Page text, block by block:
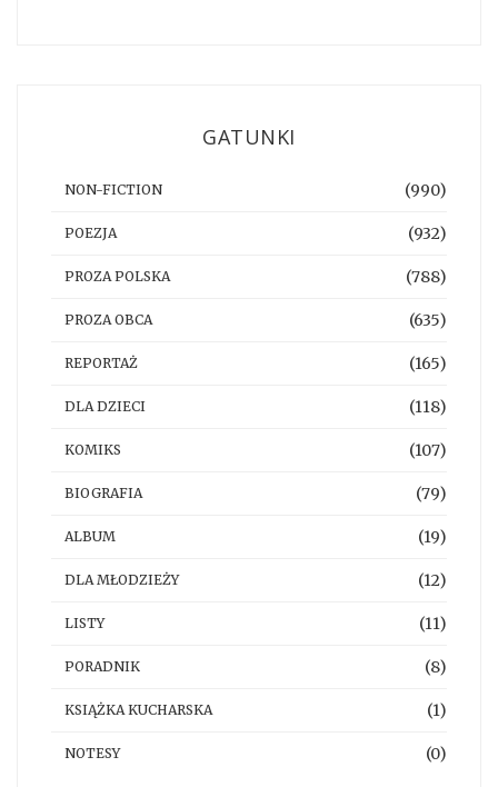
GATUNKI
NON-FICTION (990)
POEZJA (932)
PROZA POLSKA (788)
PROZA OBCA (635)
REPORTAŻ (165)
DLA DZIECI (118)
KOMIKS (107)
BIOGRAFIA (79)
ALBUM (19)
DLA MŁODZIEŻY (12)
LISTY (11)
PORADNIK (8)
KSIĄŻKA KUCHARSKA (1)
NOTESY (0)